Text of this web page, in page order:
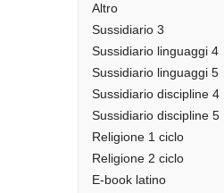
Altro
Sussidiario 3
Sussidiario linguaggi 4
Sussidiario linguaggi 5
Sussidiario discipline 4
Sussidiario discipline 5
Religione 1 ciclo
Religione 2 ciclo
E-book latino